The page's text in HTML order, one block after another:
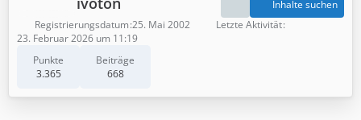
Punkte
3.365
Beiträge
668
Inhalte suchen
Registrierungsdatum 25. Mai 2002
Letzte Aktivität
23. Februar 2026 um 11:19